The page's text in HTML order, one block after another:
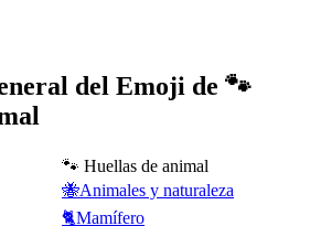
del Emoji de 🐾
🐾 Huellas de animal
🐝Animales y naturaleza
🐈Mamífero